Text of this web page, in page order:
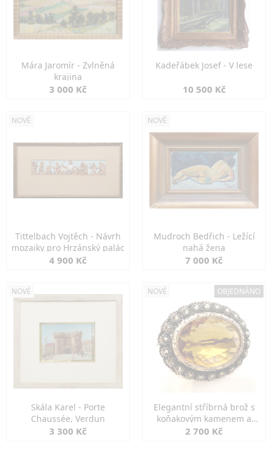
Mára Jaromír - Zvlněná
krajina
3 000 Kč
Kadeřábek Josef - V lese
10 500 Kč
NOVÉ
Tittelbach Vojtěch - Návrh
mozaiky pro Hrzánský palác
4 900 Kč
NOVÉ
Mudroch Bedřich - Ležící
nahá žena
7 000 Kč
NOVÉ
Skála Karel - Porte
Chaussée, Verdun
3 300 Kč
NOVÉ OBJEDNÁNO
Elegantní stříbrná brož s
koňakovým kamenem a
markazity
2 700 Kč